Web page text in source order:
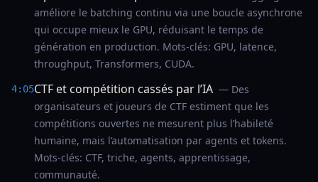
améliore le batching continu via une boucle asynchrone
qui occupe mieux le GPU, réduisant le temps de
génération en production. Mots‑clés: GPU, latence,
throughput, Transformers, CUDA.
4:05CTF et compétition cassés par l’IA — Des
organisateurs et joueurs de CTF estiment que les
compétitions ouvertes ne mesurent plus l’habileté
humaine, mais l’automatisation par agents et tokens.
Mots‑clés: CTF, triche, agents, apprentissage,
communauté.